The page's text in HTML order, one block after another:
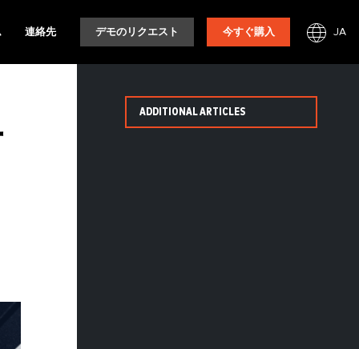
連絡先 デモのリクエスト 今すぐ購入 JA
ADDITIONAL ARTICLES